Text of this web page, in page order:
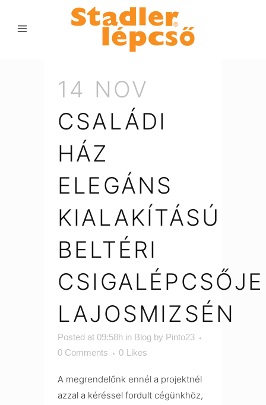
14 NOV
CSALÁDI
HÁZ
ELEGÁNS
KIALAKÍTÁSÚ
BELTÉRI
CSIGALÉPCSŐJE
LAJOSMIZSÉN
Posted at 09:58h in Blog by Pinto23
0 Comments
0 Likes
A megrendelőnk ennél a projektnél
azzal a kéréssel fordult cégünkhöz,